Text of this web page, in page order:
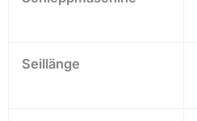
Seillänge